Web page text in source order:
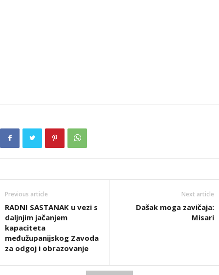
Previous article
RADNI SASTANAK u vezi s
daljnjim jačanjem
kapaciteta
međužupanijskog Zavoda
za odgoj i obrazovanje
Next article
Dašak moga zavičaja:
Misari